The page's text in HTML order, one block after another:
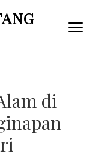
di